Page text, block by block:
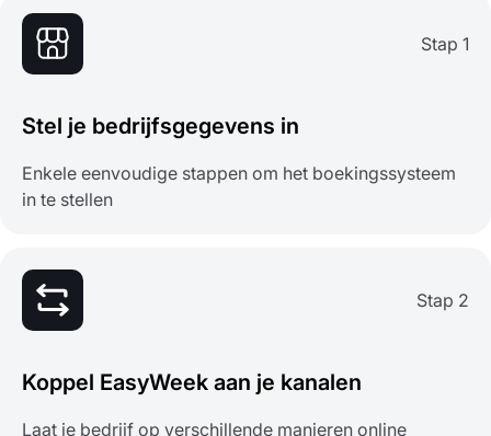
Stap 1
Stel je bedrijfsgegevens in
Enkele eenvoudige stappen om het boekingssysteem
in te stellen
Stap 2
Koppel EasyWeek aan je kanalen
Laat je bedrijf op verschillende manieren online